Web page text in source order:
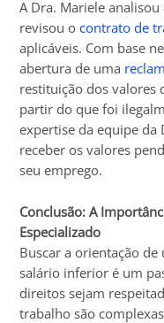
A Dra. Mariele
revisou ocontrato de
aplicáveis. Com base
abertura de uma
restituição dos valores
partir do que foi
expertise da equipe da
receber os valores
seu emprego.
Conclusão: A
Especializado
Buscar a orientação
salário inferior é um
direitos sejam
trabalho são